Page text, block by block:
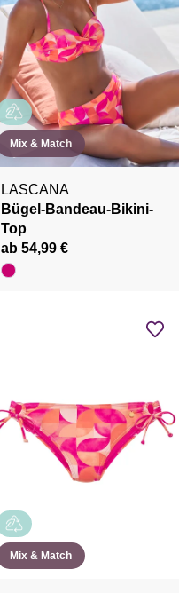
Mix & Match
LASCANA
Bügel-Bandeau-Bikini-
Top
ab 54,99 €
Mix & Match